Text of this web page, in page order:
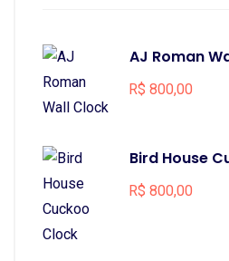
AJ Roman
R$ 800,00
Bird House
R$ 800,00